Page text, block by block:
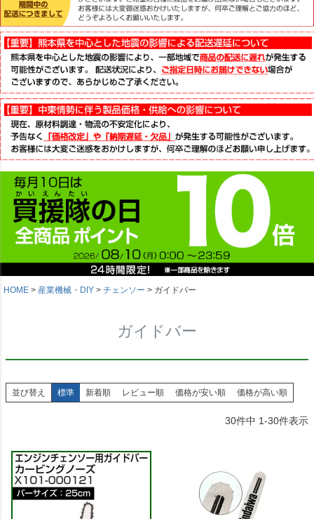
HOME 産業機械・DIY チェンソー ガイドバー
ガイドバー
並び替え 標準 新着順 レビュー順 価格が安い順 価格が高い順
30件中 1-30件表示